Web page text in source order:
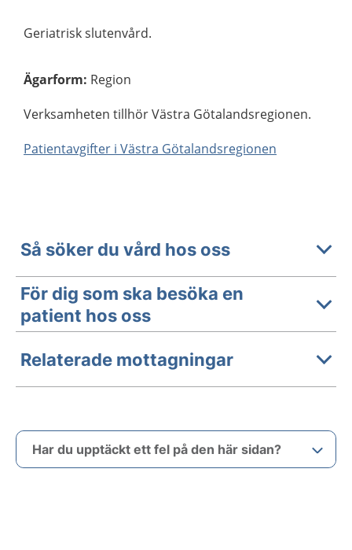
Geriatrisk slutenvård.
Ägarform: Region
Verksamheten tillhör Västra Götalandsregionen.
Patientavgifter i Västra Götalandsregionen
Så söker du vård hos oss
För dig som ska besöka en
patient hos oss
Relaterade mottagningar
Har du upptäckt ett fel på den här sidan?